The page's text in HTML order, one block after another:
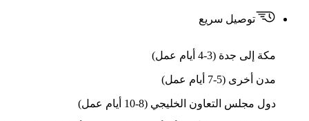
توصيل سريع
مكة إلى جدة (3-4 أيام عمل)
مدن أخرى (5-7 أيام عمل)
دول مجلس التعاون الخليجي (8-10 أيام عمل)